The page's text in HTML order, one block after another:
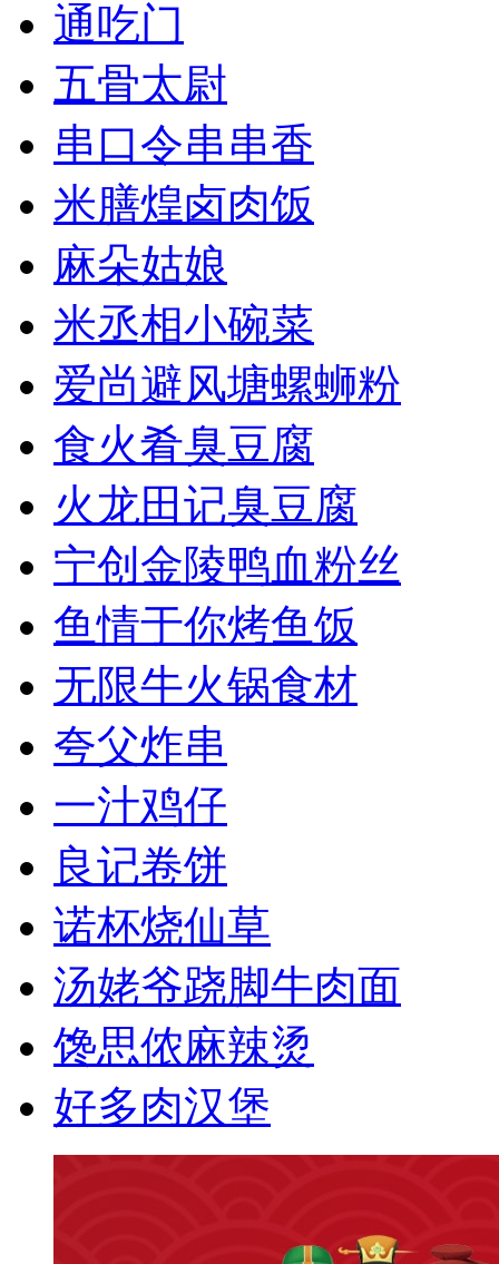
通吃门
五骨太尉
串口令串串香
米膳煌卤肉饭
麻朵姑娘
米丞相小碗菜
爱尚避风塘螺蛳粉
食火肴臭豆腐
火龙田记臭豆腐
宁创金陵鸭血粉丝
鱼情于你烤鱼饭
无限牛火锅食材
夸父炸串
一汁鸡仔
良记卷饼
诺杯烧仙草
汤姥爷跷脚牛肉面
馋思侬麻辣烫
好多肉汉堡